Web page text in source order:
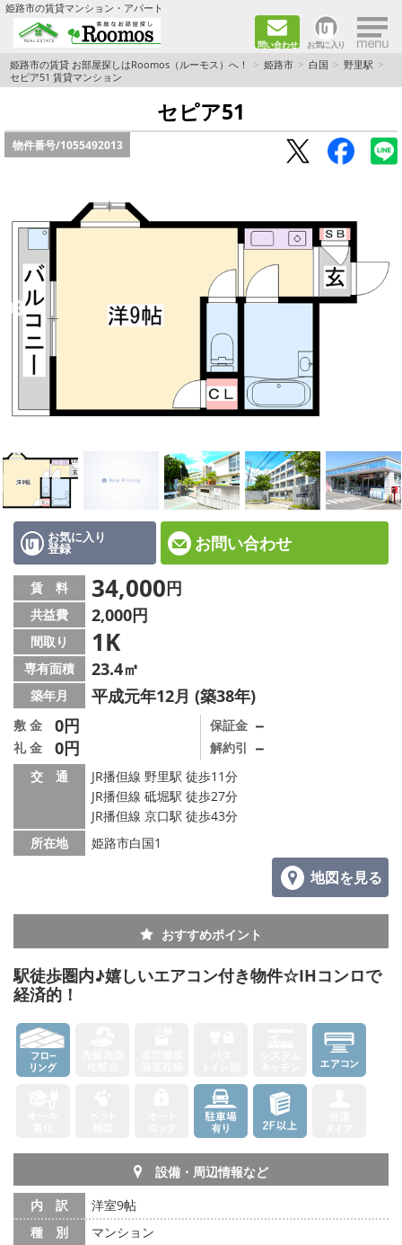
姫路市の賃貸マンション・アパート
問い合わせ お気に入り ×
TOPページ
ファミリー向けの部屋を探す
一人暮らし向けの部屋を探す
カップル向けの部屋を探す
敷金礼金0円の部屋を探す
都市ガス&オール電化の部屋を探す
☆新築物件☆
☆インターネット無料物件☆
☆敷金·礼金0円物件☆
路線·駅から探す
地域から探す
地図から探す
スタッフ紹介
スタッフ募集中
店舗情報·アクセス
メールでお問い合わせ
姫路市の賃貸 お部屋探しはRoomos（ルーモス）へ！ 姫路市 白国
野里駅
セピア51 賃貸マンション
セピア51
物件番号/1055492013
お気に入り
登録 お問い合わせ
賃 料 34,000円
共益費 2,000円
間取り 1K
専有面積 23.4㎡
築年月 平成元年12月 (築38年)
敷 金 0円
礼 金 0円
保証金 －
解約引 －
交 通
JR播但線 野里駅 徒歩11分
JR播但線 砥堀駅 徒歩27分
JR播但線 京口駅 徒歩43分
所在地
姫路市白国1
地図を見る
おすすめポイント
駅徒歩圏内♪嬉しいエアコン付き物件☆IHコンロで
経済的！
設備・周辺情報など
内 訳
洋室9帖
種 別
マンション